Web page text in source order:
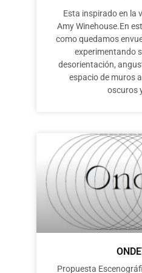
Esta inspirado en la
Amy Winehouse.En
como quedamos
experimentando
desorientación,
espacio de muros
oscuros
Propuesta